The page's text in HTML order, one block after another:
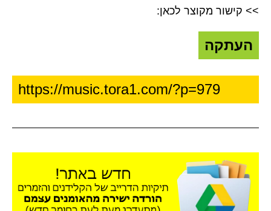
>> קישור מקוצר לכאן:
העתקה